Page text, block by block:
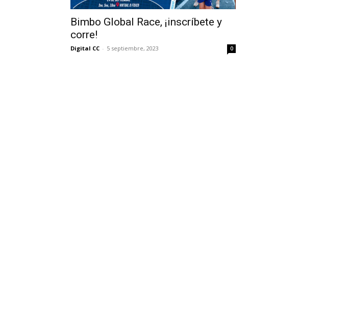
Bimbo Global Race, ¡inscríbete y
corre!
Digital CC - 5 septiembre, 2023 0